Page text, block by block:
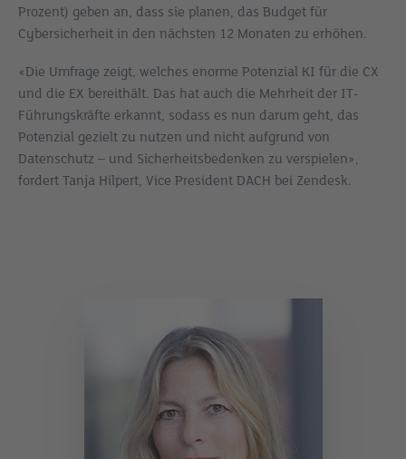
Prozent) geben an, dass sie planen, das Budget für
Cybersicherheit in den nächsten 12 Monaten zu erhöhen.
«Die Umfrage zeigt, welches enorme Potenzial KI für die CX
und die EX bereithält. Das hat auch die Mehrheit der IT-
Führungskräfte erkannt, sodass es nun darum geht, das
Potenzial gezielt zu nutzen und nicht aufgrund von
Datenschutz – und Sicherheitsbedenken zu verspielen»,
fordert Tanja Hilpert, Vice President DACH bei Zendesk.